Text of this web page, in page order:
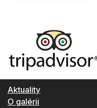
Aktuality
O galérii